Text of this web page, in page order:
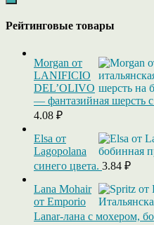
Рейтинговые товары
Morgan от
LANIFICIO
DEL’OLIVO
— фантазийная шерсть с
4.08 ₽
Elsa от
Lagopolana
синего цвета. 3.84 ₽
Lana Mohair
от Emporio
Lanar-лана с мохером,